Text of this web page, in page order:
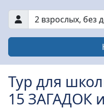
2 взрослых, без
Тур для
15 ЗАГАДОК